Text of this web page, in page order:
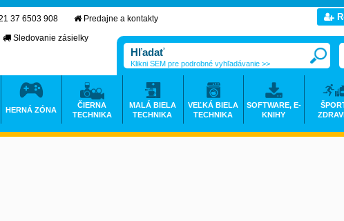
37 6503 908
Predajne a kontakty
Sledovanie zásielky
Klikni SEM pre podrobné vyhľadávanie >>
HERNÁ ZÓNA
ČIERNA
TECHNIKA
MALÁ BIELA
TECHNIKA
VEĽKÁ BIELA
TECHNIKA
SOFTWARE, E-
KNIHY